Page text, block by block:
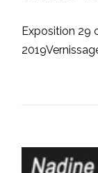
Exposition 29